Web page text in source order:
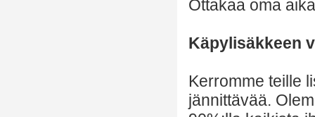
Ottakaa oma
Käpylisäkkeen
Kerromme teille
jännittävää.